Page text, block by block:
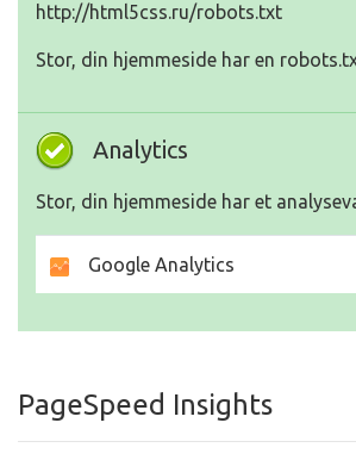
http://html5css.ru/robots.txt
Stor, din hjemmeside har en
Analytics
Stor, din hjemmeside har et
Google Analytics
PageSpeed Insights